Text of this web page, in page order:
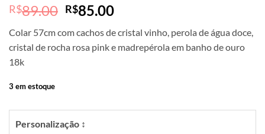
R$89.00 O
original
era:
R$85.00O
atual
é:
Colar 57cm com cachos de cristal vinho, perola de água doce,
cristal de rocha rosa pink e madrepérola em banho de ouro
18k
3 em estoque
Personalização ↕